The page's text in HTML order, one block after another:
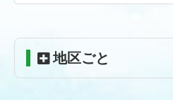
へ
る
地区ごと